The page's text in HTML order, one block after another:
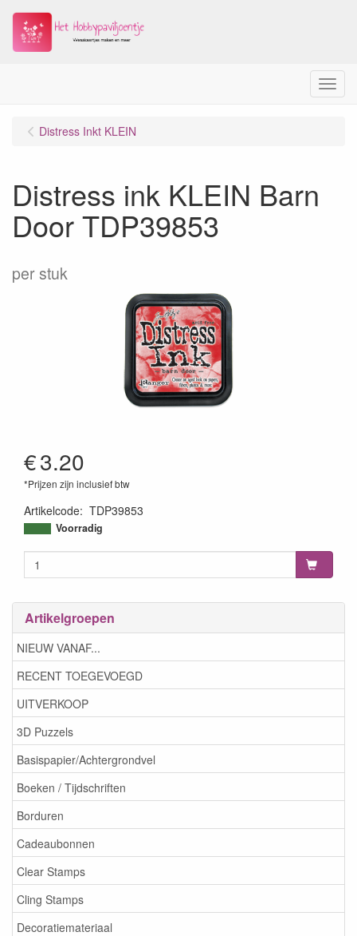
Menu
Artikelgroepen
NIEUW VANAF...
RECENT TOEGEVOEGD
UITVERKOOP
3D Puzzels
Basispapier/Achtergrondvel
Boeken / Tijdschriften
Borduren
Cadeaubonnen
Clear Stamps
Cling Stamps
Decoratiemateriaal
Distress Inkt KLEIN
Distress ink KLEIN Barn
Door TDP39853
per stuk
€3.20
*Prijzen zijn inclusief btw
Artikelcode: TDP39853
789541039853
Voorradig